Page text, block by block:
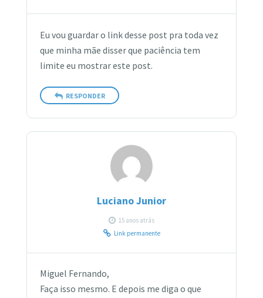
Eu vou guardar o link desse post pra toda vez
que minha mãe disser que paciência tem
limite eu mostrar este post.
RESPONDER
Luciano Junior
15 anos atrás
Link permanente
Miguel Fernando,
Faça isso mesmo. E depois me diga o que